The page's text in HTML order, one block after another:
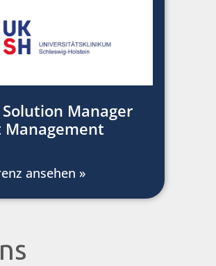
Solution Manager
Management
ansehen »